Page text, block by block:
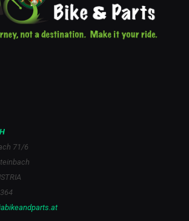
71/6